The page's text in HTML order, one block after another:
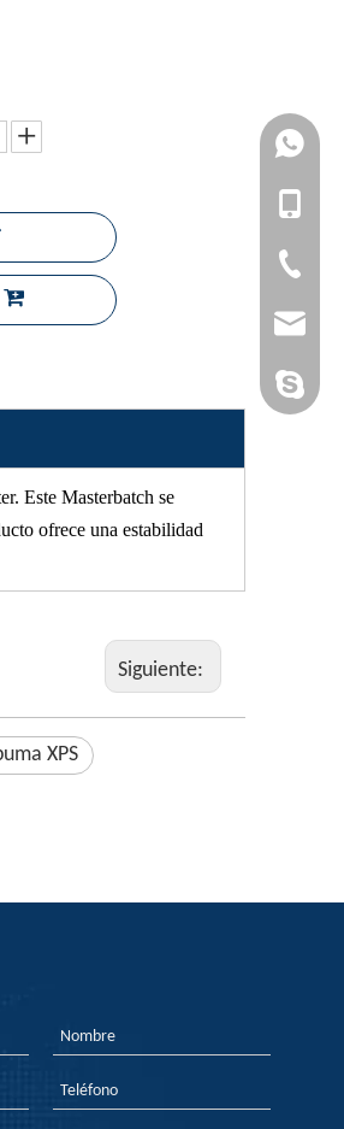
Este Masterbatch se
ofrece una estabilidad
Siguiente:
XPS
+86-
+86-20-
yan-g-
Sandy